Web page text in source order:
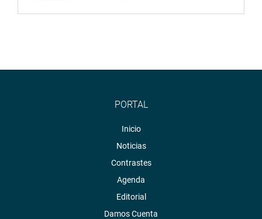
PORTAL
Inicio
Noticias
Contrastes
Agenda
Editorial
Damos Cuenta